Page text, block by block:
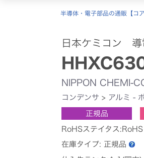
半導体・電子部品の通販【コ
日本ケミコン 導
NIPPON CHEMI-
コンデンサ > アルミ -
正規品
RoHSステイタス:RoHS
在庫タイプ: 正規品